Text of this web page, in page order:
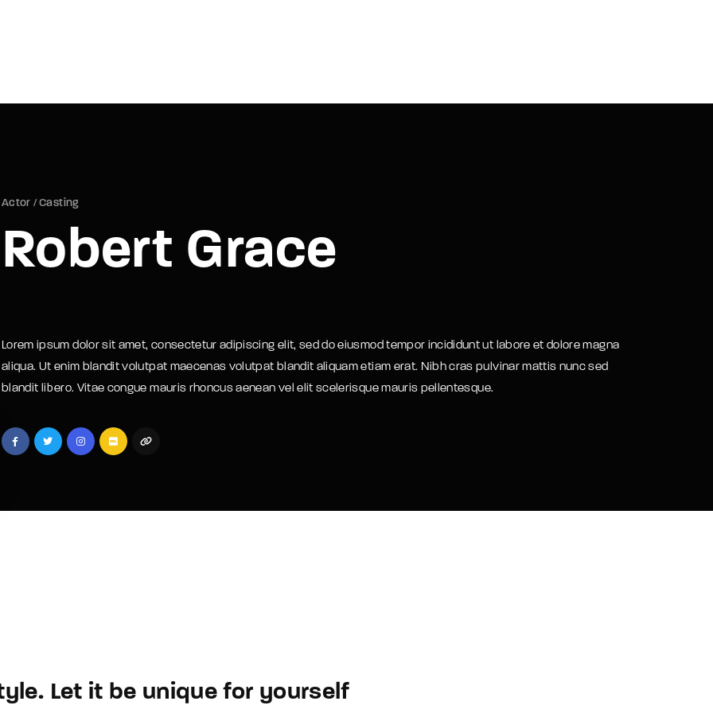
Actor Casting
Robert Grace
Lorem ipsum dolor sit amet, consectetur adipiscing elit, sed do eiusmod tempor incididunt ut labore et dolore magna
aliqua. Ut enim blandit volutpat maecenas volutpat blandit aliquam etiam erat. Nibh cras pulvinar mattis nunc sed
blandit libero. Vitae congue mauris rhoncus aenean vel elit scelerisque mauris pellentesque.
Let it be unique for yourself
Press Enter / Return to begin your search or hit ESC to close.